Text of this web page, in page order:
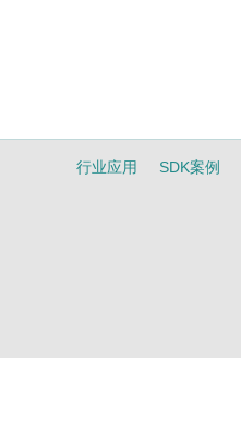
行业应用 SDK案例